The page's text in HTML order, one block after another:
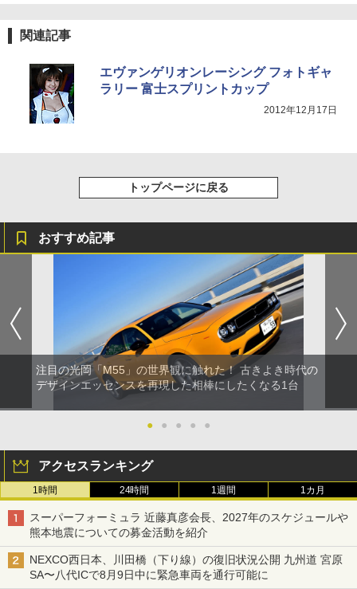
関連記事
エヴァンゲリオンレーシング フォトギャ
ラリー 富士スプリントカップ
2012年12月17日
トップページに戻る
おすすめ記事
注目の光岡「M55」の世界観に触れた！ 古きよき時代の
デザインエッセンスを再現した相棒にしたくなる1台
● ● ● ● ●
アクセスランキング
1時間 24時間 1週間 1カ月
スーパーフォーミュラ 近藤真彦会長、2027年のスケジュールや
熊本地震についての募金活動を紹介
NEXCO西日本、川田橋（下り線）の復旧状況公開 九州道 宮原
SA〜八代ICで8月9日中に緊急車両を通行可能に